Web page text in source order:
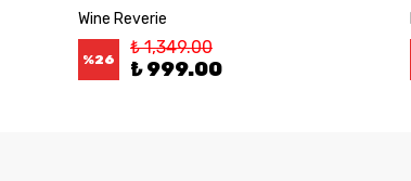
Wine Reverie
%26
₺ 1,349.00
₺ 999.00